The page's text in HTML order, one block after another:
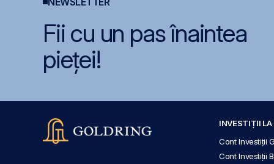
Fii cu un pas înaintea
pieței!
INVESTIȚII LA
Cont Investiții
Cont Investiții